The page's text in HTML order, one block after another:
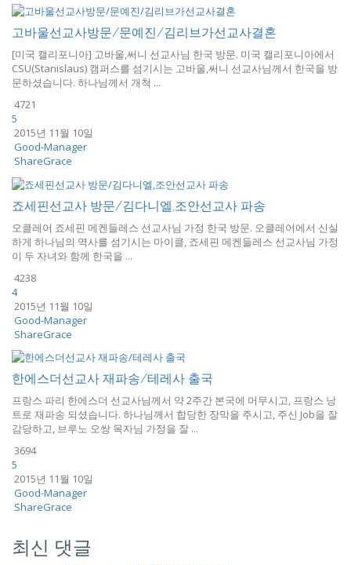
고바울선교사방문/문예진/김리브가선교사결혼
[미국 캘리포니아] 고바울,써니 선교사님 한국 방문. 미국 캘리포니아에서
CSU(Stanislaus) 캠퍼스를 섬기시는 고바울,써니 선교사님께서 한국을 방
문하셨습니다. 하나님께서 개척 ...
4721
5
2015년 11월 10일
Good-Manager
ShareGrace
죠세핀선교사 방문/김다니엘,조안선교사 파송
오클레어 죠세핀 메켄들레스 선교사님 가정 한국 방문. 오클레어에서 신실
하게 하나님의 역사를 섬기시는 마이클, 죠세핀 메켄들레스 선교사님 가정
이 두 자녀와 함께 한국을 ...
4238
4
2015년 11월 10일
Good-Manager
ShareGrace
한에스더선교사 재파송/테레사 출국
프랑스 파리 한에스더 선교사님께서 약 2주간 본국에 머무시고, 프랑스 낭
트로 재파송 되셨습니다. 하나님께서 합당한 장막을 주시고, 주신 Job을 잘
감당하고, 브루노 오쌍 목자님 가정을 잘 ...
3694
5
2015년 11월 10일
Good-Manager
ShareGrace
최신 댓글